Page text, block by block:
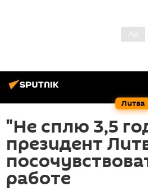
Литва
"Не сплю 3,5
президент
работе